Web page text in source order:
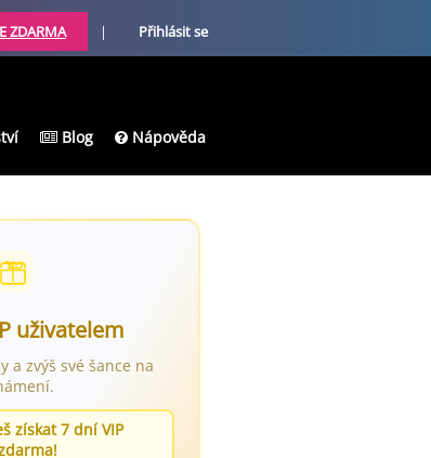
ZDARMA | Přihlásit se
Blog Nápověda
uživatelem
a zvýš své šance na
získat 7 dní VIP